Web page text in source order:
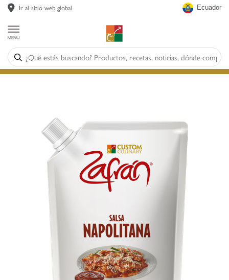
Ecuador
Ir al sitio web global